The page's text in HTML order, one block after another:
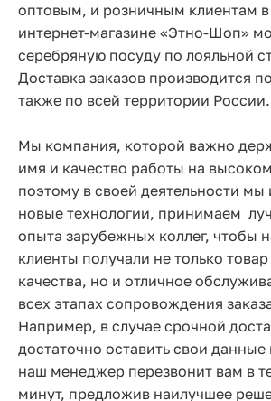
оптовым, и розничным клиентам
интернет-магазине «Этно-Шоп»
серебряную посуду по лояльной
Доставка заказов производится
также по всей территории России.
Мы компания, которой важно
имя и качество работы на
поэтому в своей деятельности мы
новые технологии, принимаем
опыта зарубежных коллег, чтобы
клиенты получали не только
качества, но и отличное
всех этапах сопровождения
Например, в случае срочной
достаточно оставить свои данные
наш менеджер перезвонит вам в
минут, предложив наилучшее